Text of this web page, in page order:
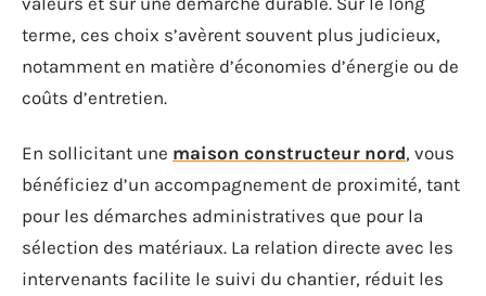
terme, ces choix s’avèrent souvent plus judicieux,
notamment en matière d’économies d’énergie ou de
coûts d’entretien.
En sollicitant une maison constructeur nord, vous
bénéficiez d’un accompagnement de proximité, tant
pour les démarches administratives que pour la
sélection des matériaux. La relation directe avec les
intervenants facilite le suivi du chantier, réduit les